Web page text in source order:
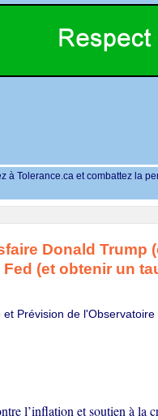
à Tolerance.ca et combattez la
Donald Trump
(et obtenir un
Prévision de l'Observatoire
l’inflation et soutien à la